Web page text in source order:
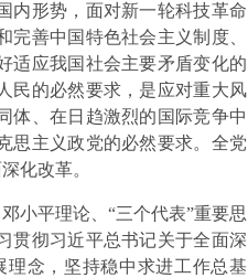
内形势，面对新一轮科技革命
善中国特色社会主义制度、
适应我国社会主要矛盾变化的
民的必然要求，是应对重大风
体、在日趋激烈的国际竞争中
思主义政党的必然要求。全党
化改革。
小平理论、“三个代表”重要思
贯彻习近平总书记关于全面深
念，坚持稳中求进工作总基